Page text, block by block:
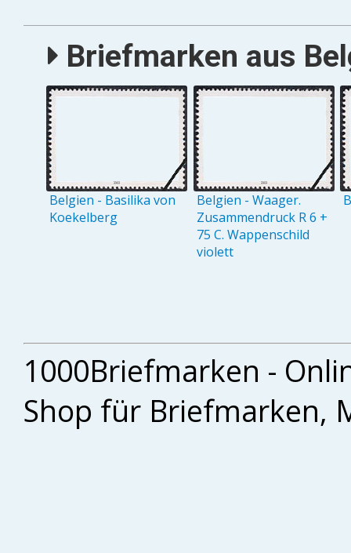
Briefmarken aus
Belgien - Basilika von
Koekelberg
Belgien - Waager.
Zusammendruck R 6 +
75 C. Wappenschild
violett
1000Briefmarken -
Shop für Briefmarken,